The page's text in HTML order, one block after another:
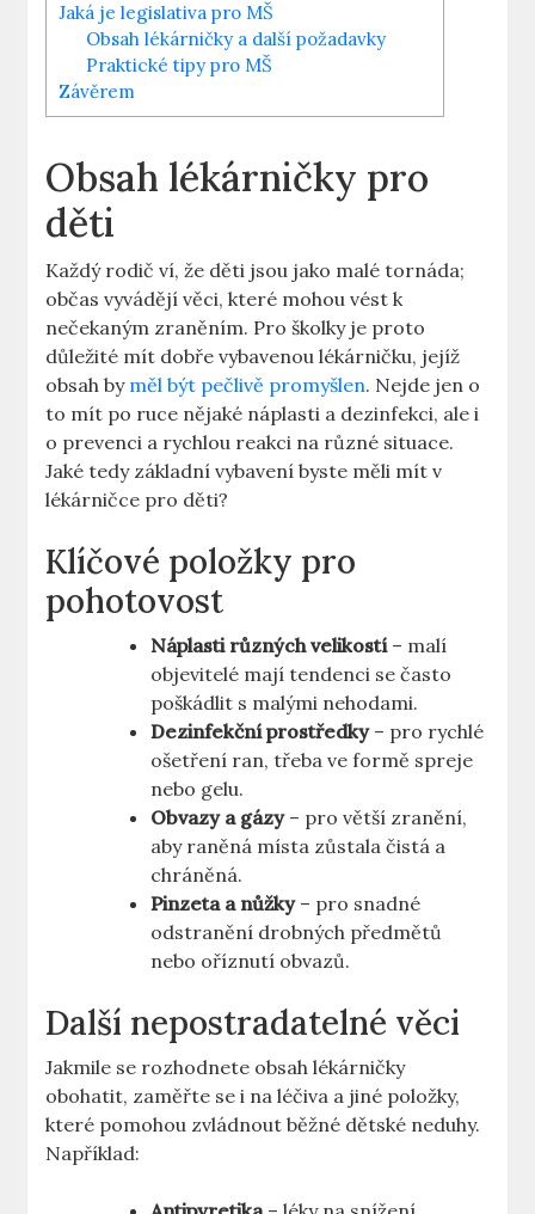
Jaká je legislativa pro MŠ
Obsah lékárničky a další požadavky
Praktické tipy pro MŠ
Závěrem
Obsah lékárničky pro
děti
Každý rodič ví, že děti jsou jako malé tornáda;
občas vyvádějí věci, které mohou vést k
nečekaným zraněním. Pro školky je proto
důležité mít dobře vybavenou lékárničku, jejíž
obsah by měl být pečlivě promyšlen. Nejde jen o
to mít po ruce nějaké náplasti a dezinfekci, ale i
o prevenci a rychlou reakci na různé situace.
Jaké tedy základní vybavení byste měli mít v
lékárničce pro děti?
Klíčové položky pro
pohotovost
Náplasti různých velikostí– malí
objevitelé mají tendenci se často
poškádlit s malými nehodami.
Dezinfekční prostředky– pro rychlé
ošetření ran, třeba ve formě spreje
nebo gelu.
Obvazy a gázy– pro větší zranění,
aby raněná místa zůstala čistá a
chráněná.
Pinzeta a nůžky– pro snadné
odstranění drobných předmětů
nebo oříznutí obvazů.
Další nepostradatelné věci
Jakmile se rozhodnete obsah lékárničky
obohatit, zaměřte se i na léčiva a jiné položky,
které pomohou zvládnout běžné dětské neduhy.
Například: